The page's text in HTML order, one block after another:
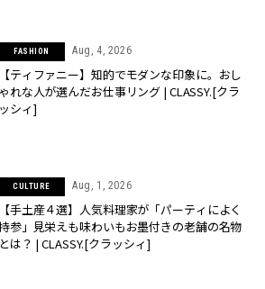
FASHION Aug, 4, 2026
【ティファニー】知的でモダンな印象に。おし
ゃれな人が選んだお仕事リング | CLASSY.[クラ
ッシィ]
CULTURE Aug, 1, 2026
【手土産４選】人気料理家が「パーティによく
参」見栄えも味わいもお墨付きの老舗の名物
とは？ | CLASSY.[クラッシィ]